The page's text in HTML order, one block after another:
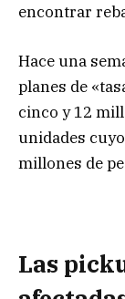
encontrar
Hace una
planes de
cinco y 12
unidades
millones de
Las